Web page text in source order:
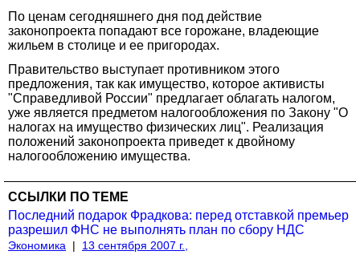
По ценам сегодняшнего дня под действие
законопроекта попадают все горожане, владеющие
жильем в столице и ее пригородах.
Правительство выступает противником этого
предложения, так как имущество, которое активисты
"Справедливой России" предлагает облагать налогом,
уже является предметом налогообложения по Закону "О
налогах на имущество физических лиц". Реализация
положений законопроекта приведет к двойному
налогообложению имущества.
ССЫЛКИ ПО ТЕМЕ
Последний подарок Фрадкова: перед отставкой премьер
разрешил ФНС не выполнять план по сбору НДС
Экономика | 13 сентября 2007 г.,